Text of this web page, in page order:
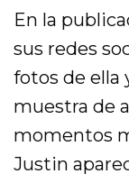
En la
sus redes
fotos de ella
muestra de
momentos
Justin